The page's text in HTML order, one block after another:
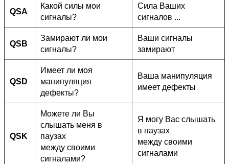
QSA
Какой силы мои
сигналы?
Сила Ваших
сигналов ...
QSB
Замирают ли мои
сигналы?
Ваши сигналы
замирают
QSD
Имеет ли моя
манипуляция
дефекты?
Ваша манипуляция
имеет дефекты
QSK
Можете ли Вы
слышать меня в
паузах
между своими
сигналами?
Я могу Вас слышать
в паузах
между своими
сигналами